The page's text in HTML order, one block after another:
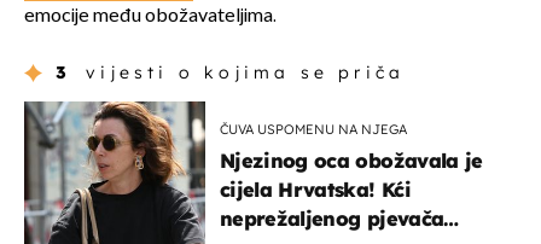
emocije među obožavateljima.
3 vijesti o kojima se priča
ČUVA USPOMENU NA NJEGA
Njezinog oca obožavala je
cijela Hrvatska! Kći
neprežaljenog pjevača